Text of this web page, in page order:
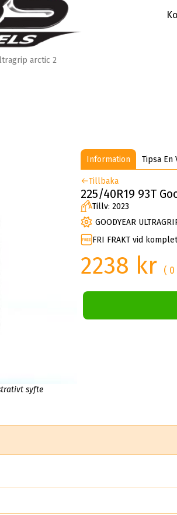
arctic 2
syfte
Information Tipsa En
Tillbaka
225/40R19 93T
Tillv: 2023
GOODYEAR
FRI FRAKT vid
2238 kr (